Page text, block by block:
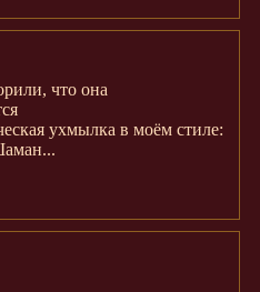
что она
ухмылка в моём стиле: